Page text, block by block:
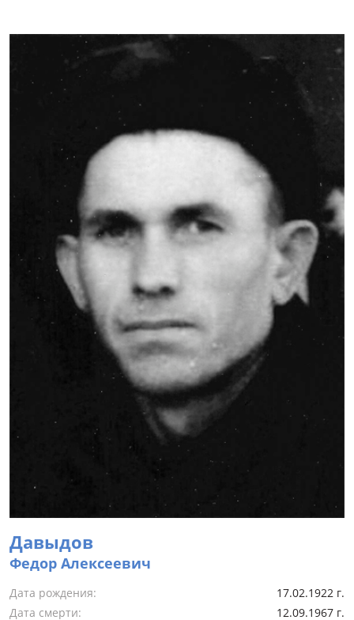
Давыдов
Федор Алексеевич
Дата рождения:
17.02.1922 г.
Дата смерти:
12.09.1967 г.